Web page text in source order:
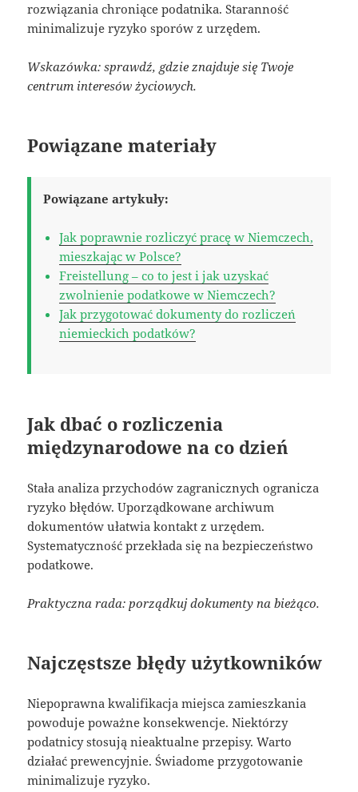
rozwiązania chroniące podatnika. Staranność
minimalizuje ryzyko sporów z urzędem.
Wskazówka: sprawdź, gdzie znajduje się Twoje
centrum interesów życiowych.
Powiązane materiały
Powiązane artykuły:
Jak poprawnie rozliczyć pracę w Niemczech,
mieszkając w Polsce?
Freistellung – co to jest i jak uzyskać
zwolnienie podatkowe w Niemczech?
Jak przygotować dokumenty do rozliczeń
niemieckich podatków?
Jak dbać o rozliczenia
międzynarodowe na co dzień
Stała analiza przychodów zagranicznych ogranicza
ryzyko błędów. Uporządkowane archiwum
dokumentów ułatwia kontakt z urzędem.
Systematyczność przekłada się na bezpieczeństwo
podatkowe.
Praktyczna rada: porządkuj dokumenty na bieżąco.
Najczęstsze błędy użytkowników
Niepoprawna kwalifikacja miejsca zamieszkania
powoduje poważne konsekwencje. Niektórzy
podatnicy stosują nieaktualne przepisy. Warto
działać prewencyjnie. Świadome przygotowanie
minimalizuje ryzyko.